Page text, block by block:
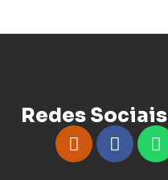
Redes Sociais